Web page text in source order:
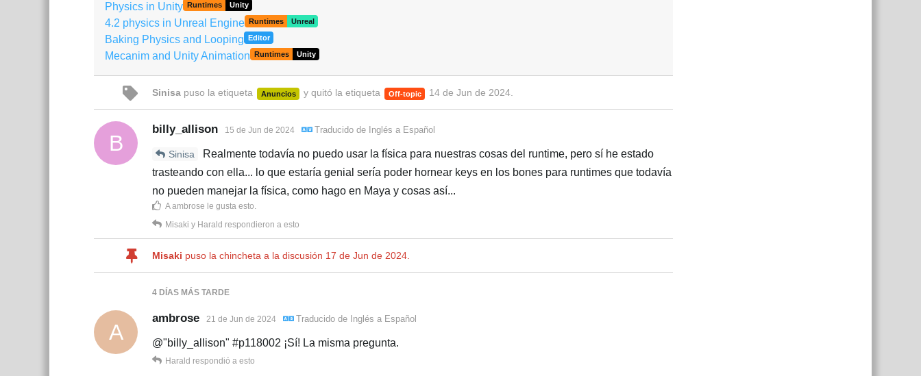
Physics in Unity Runtimes Unity
4.2 physics in Unreal Engine Runtimes Unreal
Baking Physics and Looping Editor
Mecanim and Unity Animation Runtimes Unity
Sinisa puso la etiqueta Anuncios y quitó la etiqueta Off-topic 14 de Jun de 2024
B
billy_allison 15 de Jun de 2024 Traducido de Inglés a Español
Sinisa
Realmente todavía no puedo usar la física para nuestras cosas del runtime, pero sí he estado
trasteando con ella... lo que estaría genial sería poder hornear keys en los bones para runtimes que todavía
no pueden manejar la física, como hago en Maya y cosas así...
Aambrose le gusta esto.
Misaki y Harald respondieron a esto
Misaki puso la chincheta a la discusión 17 de Jun de 2024
4 DÍAS MÁS TARDE
A
ambrose 21 de Jun de 2024 Traducido de Inglés a Español
@"billy_allison" #p118002 ¡Sí! La misma pregunta.
Harald respondió a esto